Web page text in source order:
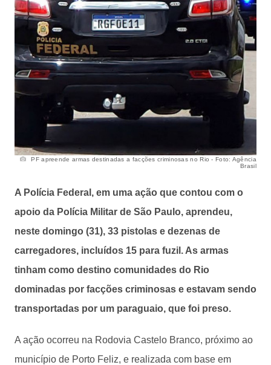
PF apreende armas destinadas a facções criminosas no Rio - Foto: Agência
Brasil
A Polícia Federal, em uma ação que contou com o
apoio da Polícia Militar de São Paulo, aprendeu,
neste domingo (31), 33 pistolas e dezenas de
carregadores, incluídos 15 para fuzil. As armas
tinham como destino comunidades do Rio
dominadas por facções criminosas e estavam sendo
transportadas por um paraguaio, que foi preso.
A ação ocorreu na Rodovia Castelo Branco, próximo ao
município de Porto Feliz, e realizada com base em